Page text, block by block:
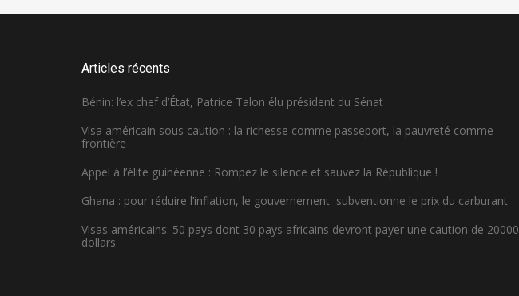
Articles récents
Bénin: l’ex chef d’État, Patrice Talon élu président du Sénat
Visa américain sous caution : la richesse comme passeport, la pauvreté comme
frontière
Appel à l’élite guinéenne : Rompez le silence et sauvez la République !
Ghana : pour réduire l’inflation, le gouvernement subventionne le prix du carburant
Visas américains: 50 pays dont 30 pays africains devront payer une caution de 20000
dollars